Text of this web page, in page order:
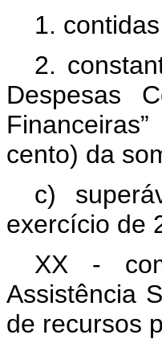
1.
2.
Despesas
cento) da
c)
exercício de
XX -
Assistência
de recursos